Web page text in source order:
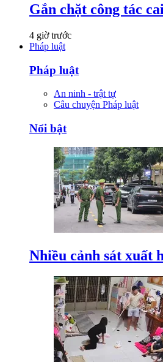
Gắn chặt công tác
4 giờ trước
Pháp luật
Pháp luật
An ninh - trật tự
Câu chuyện Pháp luật
Nổi bật
Nhiều cảnh sát xuất